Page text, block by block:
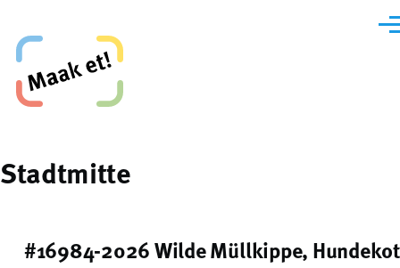
Maak et, Krefeld!
Stadtmitte
#16984-2026 Wilde Müllkippe, Hundekot